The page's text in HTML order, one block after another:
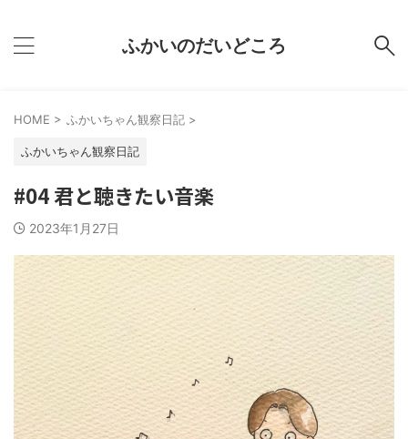
ふかいのだいどころ
HOME > ふかいちゃん観察日記 >
ふかいちゃん観察日記
#04 君と聴きたい音楽
2023年1月27日